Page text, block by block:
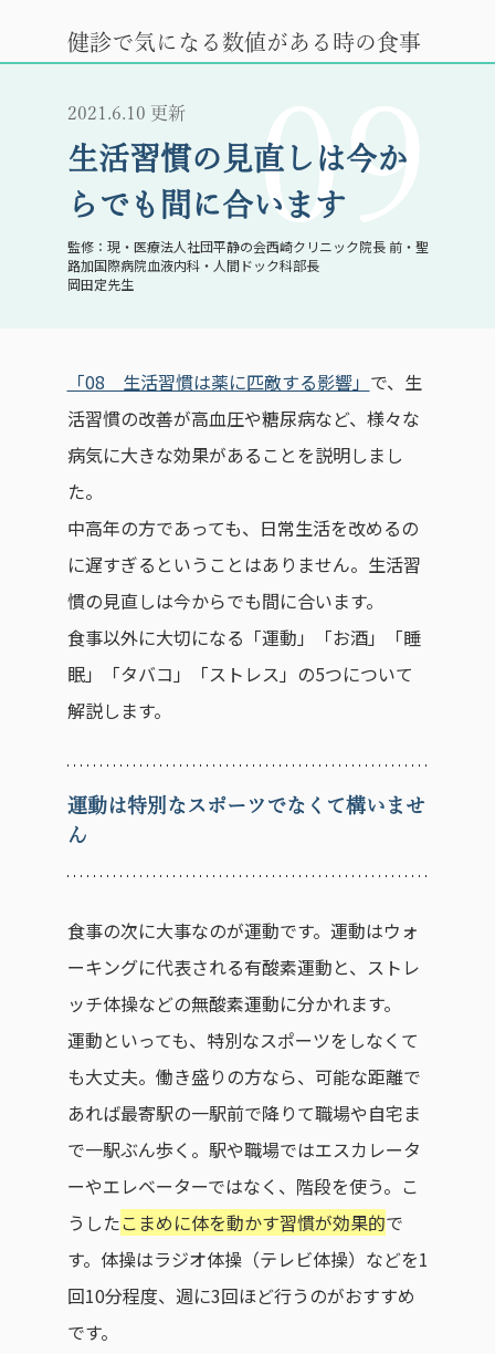
健診で気になる数値がある時の食事
09
2021.6.10 更新
生活習慣の見直しは今か
らでも間に合います
現・医療法人社団平静の会西崎クリニック院長 前・聖
路加国際病院血液内科・人間ドック科部長
岡田定先生
「08 生活習慣は薬に匹敵する影響」 で、生
活習慣の改善が高血圧や糖尿病など、様々な
病気に大きな効果があることを説明しまし
た。
中高年の方であっても、日常生活を改めるの
に遅すぎるということはありません。生活習
慣の見直しは今からでも間に合います。
食事以外に大切になる「運動」「お酒」「睡
眠」「タバコ」「ストレス」の5つについて
解説します。
運動は特別なスポーツでなくて構いませ
ん
食事の次に大事なのが運動です。運動はウォ
ーキングに代表される有酸素運動と、ストレ
ッチ体操などの無酸素運動に分かれます。
運動といっても、特別なスポーツをしなくて
も大丈夫。働き盛りの方なら、可能な距離で
あれば最寄駅の一駅前で降りて職場や自宅ま
で一駅ぶん歩く。駅や職場ではエスカレータ
ーやエレベーターではなく、階段を使う。こ
うしたこまめに体を動かす習慣が効果的で
す。体操はラジオ体操（テレビ体操）などを1
回10分程度、週に3回ほど行うのがおすすめ
です。